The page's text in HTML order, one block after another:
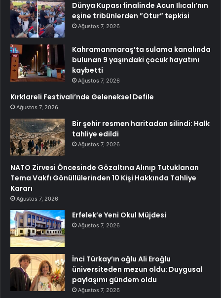
Dünya Kupası finalinde Acun Ilıcalı’nın
eşine tribünlerden ”Otur” tepkisi
Ağustos 7, 2026
Kahramanmaraş’ta sulama kanalında
bulunan 9 yaşındaki çocuk hayatını
kaybetti
Ağustos 7, 2026
Kırklareli Festivali’nde Geleneksel Defile
Ağustos 7, 2026
Bir şehir resmen haritadan silindi: Halk
tahliye edildi
Ağustos 7, 2026
NATO Zirvesi Öncesinde Gözaltına Alınıp Tutuklanan
Tema Vakfı Gönüllülerinden 10 Kişi Hakkında Tahliye
Kararı
Ağustos 7, 2026
Erfelek’e Yeni Okul Müjdesi
Ağustos 7, 2026
İnci Türkay’ın oğlu Ali Eroğlu
üniversiteden mezun oldu: Duygusal
paylaşımı gündem oldu
Ağustos 7, 2026